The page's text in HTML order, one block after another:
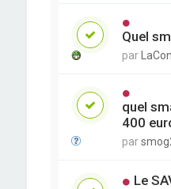
Quel
par
quel
400
par
Le